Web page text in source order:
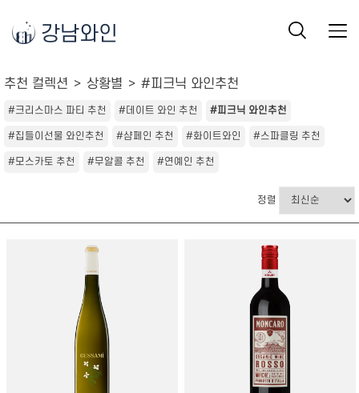
강남와인
추천 컬렉션 상황별 #피크닉 와인추천
#크리스마스 파티 추천 #데이트 와인 추천 #피크닉 와인추천
#집들이선물 와인추천 #샴페인 추천 #화이트와인 #스파클링 추천
#모스카토 추천 #무알콜 추천 #연예인 추천
정렬